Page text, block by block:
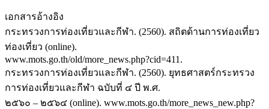
เอกสารอ้างอิง
กระทรวงการท่องเที่ยวและกีฬา. (2560). สถิตด้านการท่องเที่ยว
ท่องเที่ยว (online).
www.mots.go.th/old/more_news.php?cid=411.
กระทรวงการท่องเที่ยวและกีฬา. (2560). ยุทธศาสตร์กระทรวง
การท่องเที่ยวและกีฬา ฉบับที่ ๔ ปี พ.ศ.
๒๕๖๐ – ๒๕๖๔ (online). www.mots.go.th/more_news_new.php?